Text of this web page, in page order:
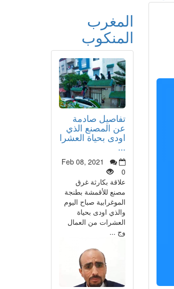
المغرب
المنكوب
تفاصيل صادمة
عن المصنع الذي
اودى بحياة العشرا
...
Feb 08, 2021
0
علاقة بكارثة غرق
مصنع للأقمشة بطنجة
الموغرابية صباح اليوم
والذي اودى بحياة
العشرات من العمال
وج ...